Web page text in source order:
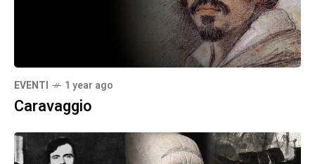
EVENTI 1 year ago
Caravaggio